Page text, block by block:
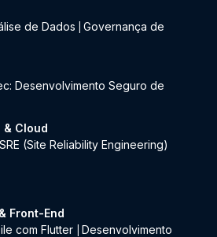
de Dados
Governança de
Desenvolvimento Seguro de
& Cloud
SRE (Site Reliability Engineering)
Front-End
com Flutter
Desenvolvimento